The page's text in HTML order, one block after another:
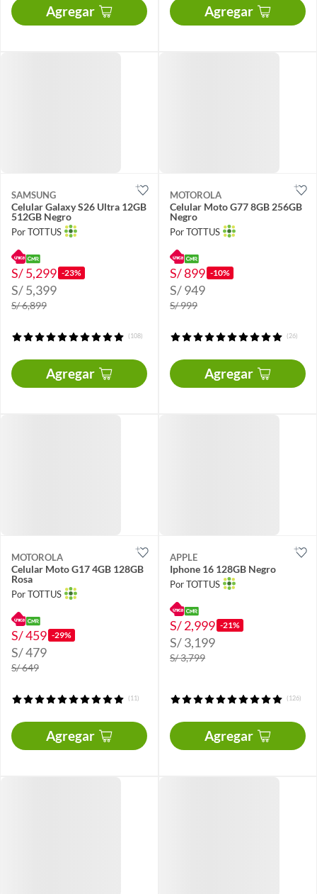
Agregar Agregar
SAMSUNG
Celular Galaxy S26 Ultra 12GB
512GB Negro
Por TOTTUS
S/ 5,299 -23%
S/ 5,399
S/ 6,899
(108)
Agregar
MOTOROLA
Celular Moto G77 8GB 256GB
Negro
Por TOTTUS
S/ 899 -10%
S/ 949
S/ 999
(26)
Agregar
MOTOROLA
Celular Moto G17 4GB 128GB
Rosa
Por TOTTUS
S/ 459 -29%
S/ 479
S/ 649
(11)
Agregar
APPLE
Iphone 16 128GB Negro
Por TOTTUS
S/ 2,999 -21%
S/ 3,199
S/ 3,799
(126)
Agregar